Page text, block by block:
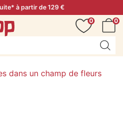
à partir de 129 €
0
0